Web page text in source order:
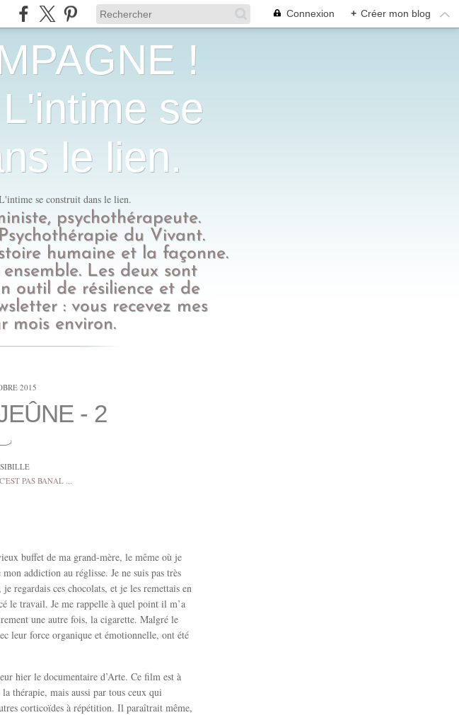
Connexion + Créer mon blog
!
se
le lien.
psychothérapeute.
du Vivant.
humaine et la façonne.
Les deux sont
outil de résilience et de
: vous recevez mes
mois environ.
2015
- 2
PAS BANAL ...
buffet de ma grand-mère, le même où je
addiction au réglisse. Je ne suis pas très
regardais ces chocolats, et je les remettais en
le travail. Je me rappelle à quel point il m’a
une autre fois, la cigarette. Malgré le
leur force organique et émotionnelle, ont été
hier le documentaire d’Arte. Ce film est à
thérapie, mais aussi par tous ceux qui
corticoïdes à répétition. Il paraîtrait même,